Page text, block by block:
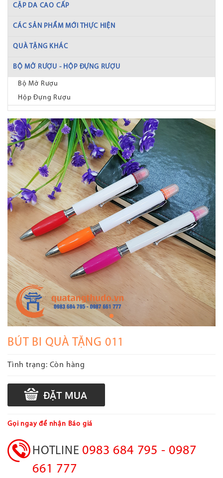
CẶP DA CAO CẤP
CÁC SẢN PHẨM MỚI THỰC HIỆN
QUÀ TẶNG KHÁC
BỘ MỞ RƯỢU - HỘP ĐỰNG RƯỢU
Bộ Mở Rượu
Hộp Đựng Rượu
BÚT BI QUÀ TẶNG 011
Tình trạng: Còn hàng
Gọi ngay để nhận Báo giá
HOTLINE 0983 684 795 - 0987
661 777